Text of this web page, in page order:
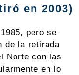
en 2003)
pero se
de la retirada
Norte con las
en lo